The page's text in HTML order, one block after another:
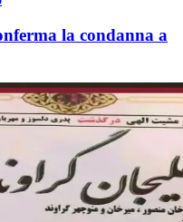
la condanna a